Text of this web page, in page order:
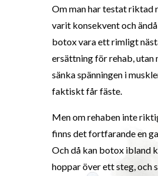
Om man har testat riktad
varit konsekvent och
botox vara ett rimligt
ersättning för rehab, utan
sänka spänningen i
faktiskt får fäste.
Men om rehaben inte
finns det fortfarande en
Och då kan botox ibland
hoppar över ett steg, och